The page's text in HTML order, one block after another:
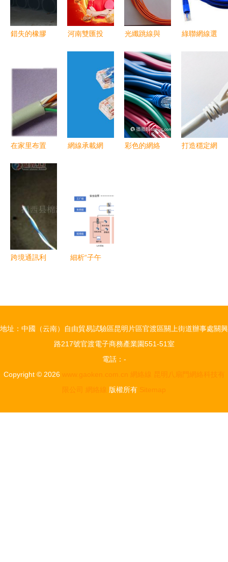
錯失的橡膠
河南雙匯投
型與數字生
光纖跳線與
傳輸的關鍵
連接線
綠聯網線選
性價比網絡
在家里布置
網線承載網
彩色的網絡
打造穩定網
跨境通訊利
細析“子午
地址：中國（云南）自由貿易試驗區昆明片區官渡區關上街道辦事處關興
路217號官渡電子商務產業園551-51室
電話：-
Copyright © 2026 www.gaoken.com.cn 網絡線
昆明八扇門網絡科技有
限公司
網絡線 版權所有 Sitemap